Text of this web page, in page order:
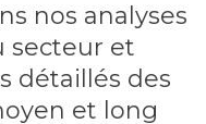
nos analyses
secteur et
détaillés des
et long